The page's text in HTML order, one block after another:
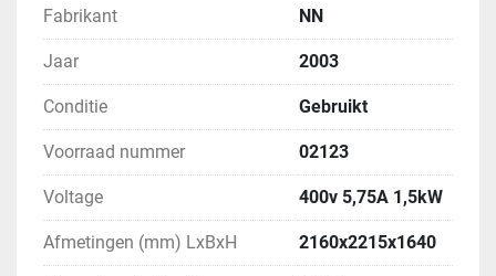
Fabrikant NN
Jaar 2003
Conditie Gebruikt
Voorraad nummer 02123
Voltage 400v 5,75A 1,5kW
Afmetingen (mm) LxBxH 2160x2215x1640